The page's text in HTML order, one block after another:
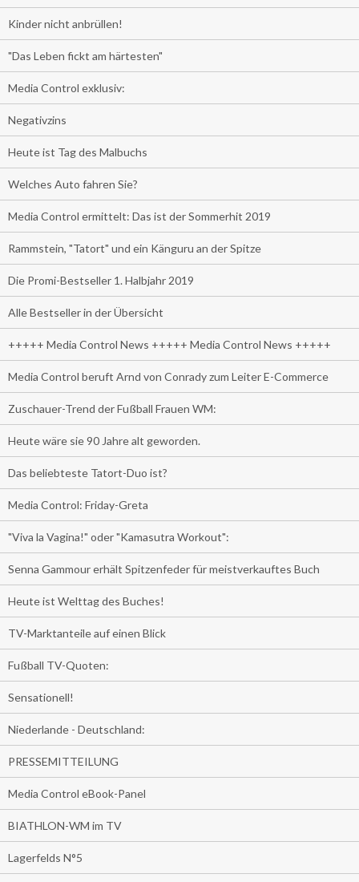
Kinder nicht anbrüllen!
"Das Leben fickt am härtesten"
Media Control exklusiv:
Negativzins
Heute ist Tag des Malbuchs
Welches Auto fahren Sie?
Media Control ermittelt: Das ist der Sommerhit 2019
Rammstein, "Tatort" und ein Känguru an der Spitze
Die Promi-Bestseller 1. Halbjahr 2019
Alle Bestseller in der Übersicht
+++++ Media Control News +++++ Media Control News +++++
Media Control beruft Arnd von Conrady zum Leiter E-Commerce
Zuschauer-Trend der Fußball Frauen WM:
Heute wäre sie 90 Jahre alt geworden.
Das beliebteste Tatort-Duo ist?
Media Control: Friday-Greta
"Viva la Vagina!" oder "Kamasutra Workout":
Senna Gammour erhält Spitzenfeder für meistverkauftes Buch
Heute ist Welttag des Buches!
TV-Marktanteile auf einen Blick
Fußball TV-Quoten:
Sensationell!
Niederlande - Deutschland:
PRESSEMITTEILUNG
Media Control eBook-Panel
BIATHLON-WM im TV
Lagerfelds N°5